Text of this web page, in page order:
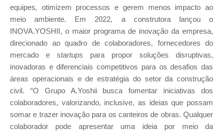
equipes, otimizem processos e gerem menos impacto ao
meio ambiente. Em 2022, a construtora lançou o
INOVA.YOSHII, o maior programa de inovação da empresa,
direcionado ao quadro de colaboradores, fornecedores do
mercado e startups para propor soluções disruptivas,
inovadoras e diferenciais competitivos para os desafios das
áreas operacionais e de estratégia do setor da construção
civil. “O Grupo A.Yoshii busca fomentar iniciativas dos
colaboradores, valorizando, inclusive, as ideias que possam
somar e trazer inovação para os canteiros de obras. Qualquer
colaborador pode apresentar uma ideia por meio da